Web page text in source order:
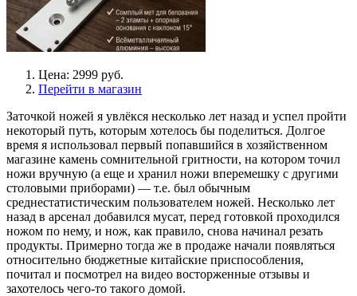
Цена: 2999 руб.
Перейти в магазин
Заточкой ножей я увлёкся несколько лет назад и успел пройти
некоторый путь, которым хотелось бы поделиться. Долгое
время я использовал первый попавшийся в хозяйственном
магазине камень сомнительной гритности, на котором точил
ножи вручную (а еще и хранил ножи вперемешку с другими
столовыми приборами) — т.е. был обычным
среднестатистическим пользователем ножей. Несколько лет
назад в арсенал добавился мусат, перед готовкой проходился
ножом по нему, и нож, как правило, снова начинал резать
продукты. Примерно тогда же в продаже начали появляться
относительно бюджетные китайские приспособления,
почитал и посмотрел на видео восторженные отзывы и
захотелось чего-то такого домой.